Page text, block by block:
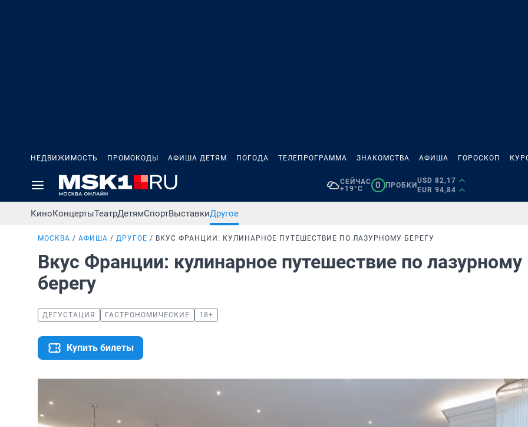
НЕДВИЖИМОСТЬ ПРОМОКОДЫ АФИША ДЕТЯМ ПОГОДА ТЕЛЕПРОГРАММА ЗНАКОМСТВА АФИША ГОРОСКОП
СЕЙЧАС
+19°C
0 ПРОБКИ
USD 82,17
EUR 94,84
КиноКонцертыТеатрДетямСпортВыставкиДругое
МОСКВА АФИША ДРУГОЕ ВКУС ФРАНЦИИ: КУЛИНАРНОЕ ПУТЕШЕСТВИЕ ПО ЛАЗУРНОМУ БЕРЕГУ
Вкус Франции: кулинарное путешествие по лазурному
берегу
ДЕГУСТАЦИЯ ГАСТРОНОМИЧЕСКИЕ 18+
Купить билеты